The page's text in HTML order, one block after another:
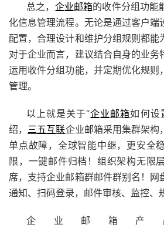
总之， 企业邮箱的收件分组功能
化信息管理流程。无论是通过客户端
配置，合理设计和维护分组规则都能
对于企业而言，建议结合自身的业务
运用收件分组功能，并定期优化规则
管理。
以上就是关于“企业邮箱如何设
绍， 三五互联企业邮箱采用集群架构
单点故障，全球智能中继，更安全稳
限，一键邮件归档！组织架构无限
席，支持企业邮箱群邮件群别名！网
通知、扫码登录，邮件审核、监控、
企业邮箱 产